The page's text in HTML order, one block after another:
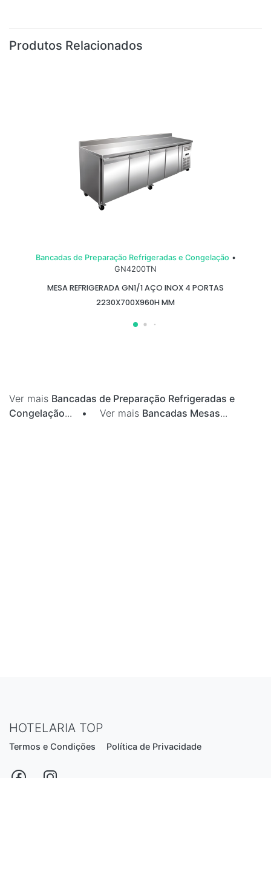
Produtos Relacionados
Bancadas de Preparação Refrigeradas e Congelação •
GN4200TN
MESA REFRIGERADA GN1/1 AÇO INOX 4 PORTAS
2230X700X960H MM
Ver mais Bancadas de Preparação Refrigeradas e
Congelação... • Ver mais Bancadas Mesas...
HOTELARIA TOP
Termos e Condições Política de Privacidade